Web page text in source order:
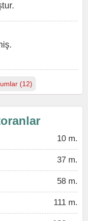
(12)
10 m.
37 m.
58 m.
111 m.